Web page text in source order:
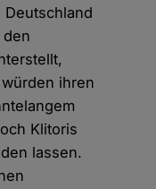
ihren
Klitoris
lassen.